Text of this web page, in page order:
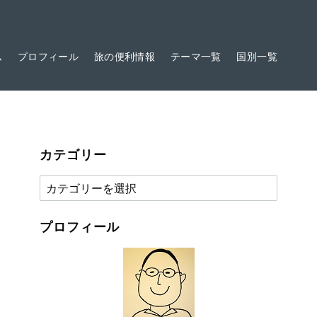
プロフィール 旅の便利情報 テーマ一覧 国別一覧
カテゴリー
カ
テ
ゴ
プロフィール